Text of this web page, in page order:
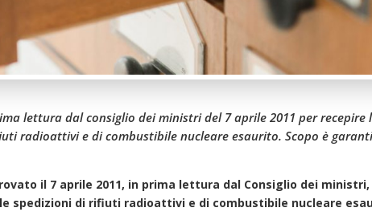
lettura dal consiglio dei ministri del 7 aprile 2011 per recepire
radioattivi e di combustibile nucleare esaurito. Scopo è
il 7 aprile 2011, in prima lettura dal Consiglio dei
spedizioni di rifiuti radioattivi e di combustibile nucleare